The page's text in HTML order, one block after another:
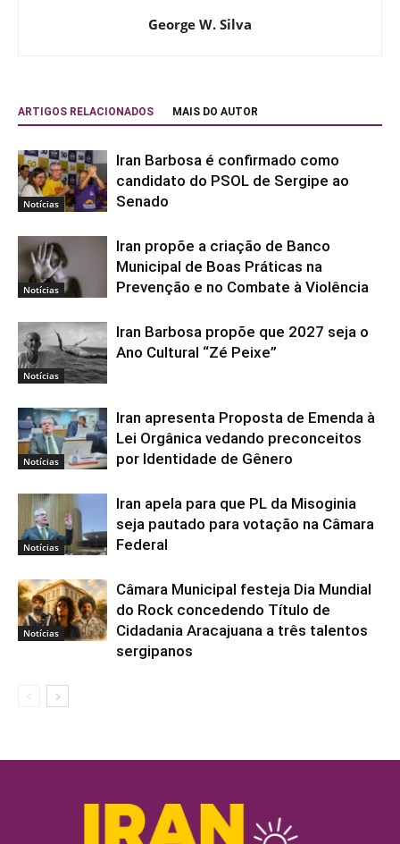
George W. Silva
ARTIGOS RELACIONADOS MAIS DO AUTOR
Notícias
Iran Barbosa é confirmado como
candidato do PSOL de Sergipe ao
Senado
Notícias
Iran propõe a criação de Banco
Municipal de Boas Práticas na
Prevenção e no Combate à Violência
Notícias
Iran Barbosa propõe que 2027 seja o
Ano Cultural “Zé Peixe”
Notícias
Iran apresenta Proposta de Emenda à
Lei Orgânica vedando preconceitos
por Identidade de Gênero
Notícias
Iran apela para que PL da Misoginia
seja pautado para votação na Câmara
Federal
Notícias
Câmara Municipal festeja Dia Mundial
do Rock concedendo Título de
Cidadania Aracajuana a três talentos
sergipanos